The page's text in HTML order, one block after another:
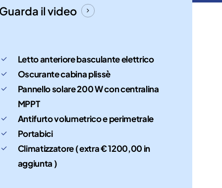
Guarda il video
Letto anteriore basculante elettrico
Oscurante cabina plissè
Pannello solare 200 W con centralina
MPPT
Antifurto volumetrico e perimetrale
Portabici
Climatizzatore ( extra € 1200,00 in
aggiunta )